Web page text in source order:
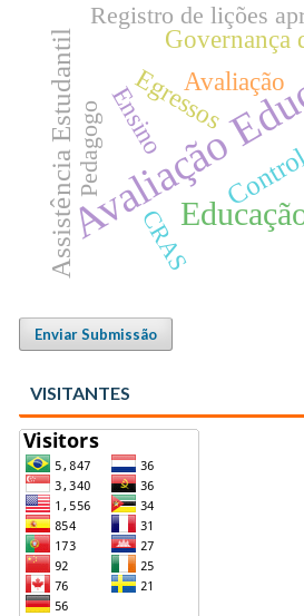
Avaliação
Assistência Estudantil Governança
Egressos
Ensino
Avaliação
Pedagogo
CRAS
Registro de lições
Enviar Submissão
VISITANTES